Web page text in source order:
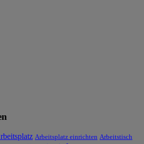
Arbeitsplatz einrichten Arbeitstisch